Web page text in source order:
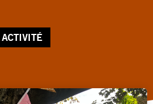
ACTIVITÉ